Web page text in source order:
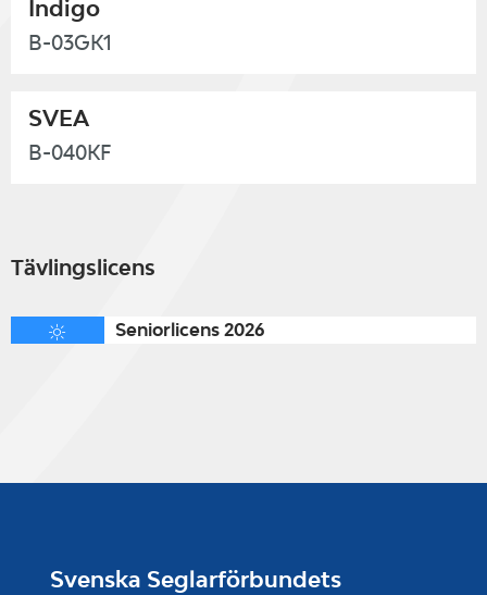
Indigo
B-03GK1
SVEA
B-040KF
Tävlingslicens
Seniorlicens 2026
Svenska Seglarförbundets